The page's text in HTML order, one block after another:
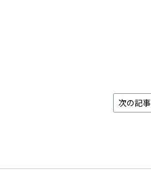
次の記事